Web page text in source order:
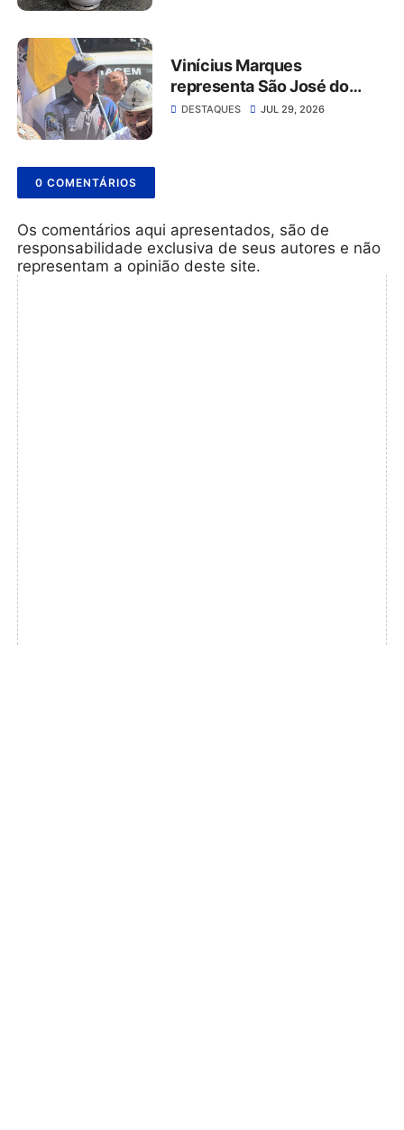
Vinícius Marques
representa São José do
Belmonte na 56ª Missa do
DESTAQUES JUL 29, 2026
0 COMENTÁRIOS
Os comentários aqui apresentados, são de
responsabilidade exclusiva de seus autores e não
representam a opinião deste site.